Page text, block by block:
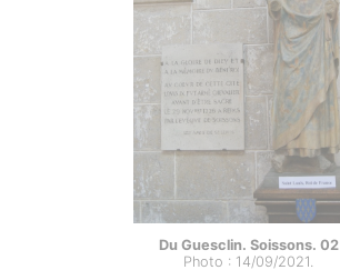
Du Guesclin. Soissons. 02
Photo : 14/09/2021.